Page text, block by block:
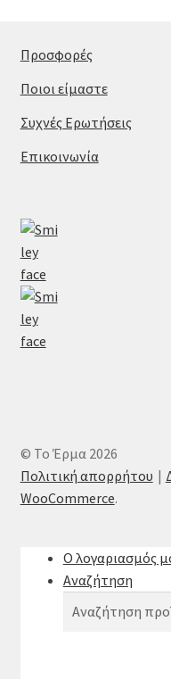
Προσφορές
Ποιοι είμαστε
Συχνές Ερωτήσεις
Επικοινωνία
© Το Έρμα 2026
Πολιτική απορρήτου
WooCommerce.
Ο λογαριασμός
Αναζήτηση
Αναζήτηση
Αναζήτηση